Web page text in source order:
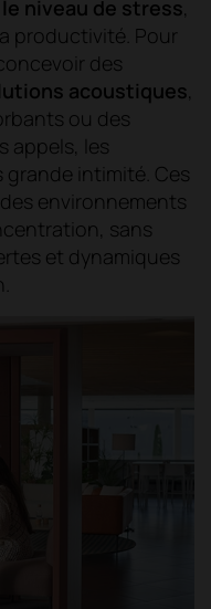
niveau de stress,
productivité. Pour
des
acoustiques,
ou des
appels, les
intimité. Ces
environnements
sans
et dynamiques